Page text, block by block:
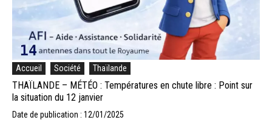
Accueil Société Thaïlande
THAÏLANDE – MÉTÉO : Températures en chute libre : Point sur
la situation du 12 janvier
Date de publication : 12/01/2025